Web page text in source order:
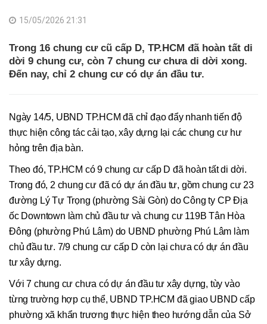
15/05/2026 21:31
Trong 16 chung cư cũ cấp D, TP.HCM đã hoàn tất di
dời 9 chung cư, còn 7 chung cư chưa di dời xong.
Đến nay, chỉ 2 chung cư có dự án đầu tư.
Ngày 14/5, UBND TP.HCM đã chỉ đạo đẩy nhanh tiến độ
thực hiện công tác cải tạo, xây dựng lại các chung cư hư
hỏng trên địa bàn.
Theo đó, TP.HCM có 9 chung cư cấp D đã hoàn tất di dời.
Trong đó, 2 chung cư đã có dự án đầu tư, gồm chung cư 23
đường Lý Tự Trọng (phường Sài Gòn) do Công ty CP Địa
ốc Downtown làm chủ đầu tư và chung cư 119B Tân Hòa
Đông (phường Phú Lâm) do UBND phường Phú Lâm làm
chủ đầu tư. 7/9 chung cư cấp D còn lại chưa có dự án đầu
tư xây dựng.
Với 7 chung cư chưa có dự án đầu tư xây dựng, tùy vào
từng trường hợp cụ thể, UBND TP.HCM đã giao UBND cấp
phường xã khẩn trương thực hiện theo hướng dẫn của Sở